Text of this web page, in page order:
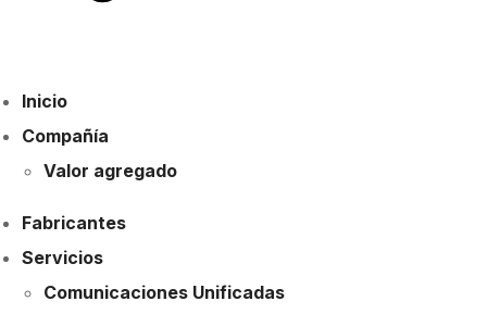
Inicio
Compañía
Valor agregado
Fabricantes
Servicios
Comunicaciones Unificadas